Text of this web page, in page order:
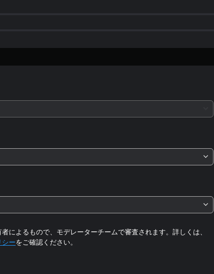
によるもので、モデレーターチームで審査されます。詳しくは、
シーをご確認ください。